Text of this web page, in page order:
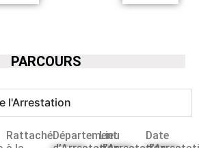
PARCOURS
l'Arrestation
RattachéDépartement
Lieu
Date